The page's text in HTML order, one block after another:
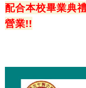
配合本校畢業典
營業!!